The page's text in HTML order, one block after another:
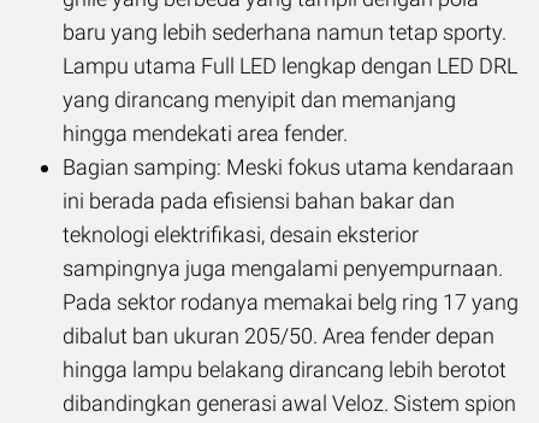
baru yang lebih sederhana namun tetap sporty.
Lampu utama Full LED lengkap dengan LED DRL
yang dirancang menyipit dan memanjang
hingga mendekati area fender.
Bagian samping: Meski fokus utama kendaraan
ini berada pada efisiensi bahan bakar dan
teknologi elektrifikasi, desain eksterior
sampingnya juga mengalami penyempurnaan.
Pada sektor rodanya memakai belg ring 17 yang
dibalut ban ukuran 205/50. Area fender depan
hingga lampu belakang dirancang lebih berotot
dibandingkan generasi awal Veloz. Sistem spion